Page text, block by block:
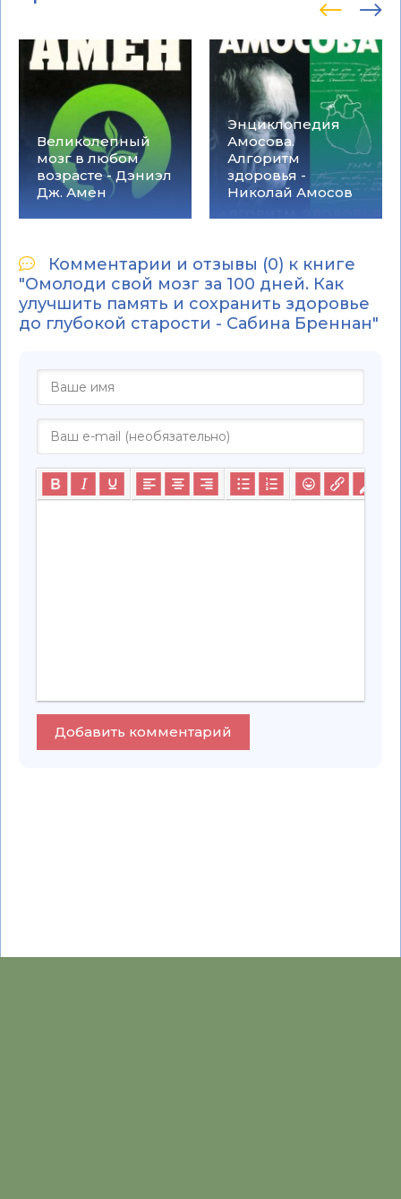
Великолепный
мозг в любом
возрасте - Дэниэл
Дж. Амен
Энциклопедия
Амосова.
Алгоритм
здоровья -
Николай Амосов
Комментарии и отзывы (0) к книге
"Омолоди свой мозг за 100 дней. Как
улучшить память и сохранить здоровье
до глубокой старости - Сабина Бреннан"
Добавить комментарий